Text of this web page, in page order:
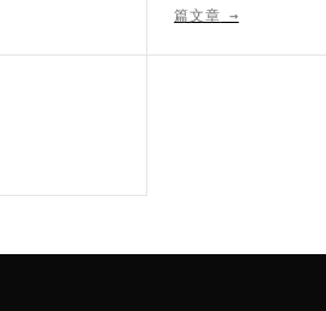
篇文章 →